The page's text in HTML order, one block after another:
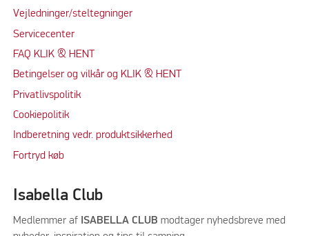
Vejledninger/steltegninger
Servicecenter
FAQ KLIK & HENT
Betingelser og vilkår og KLIK & HENT
Privatlivspolitik
Cookiepolitik
Indberetning vedr. produktsikkerhed
Fortryd køb
Isabella Club
Medlemmer afISABELLA CLUB modtager nyhedsbreve med